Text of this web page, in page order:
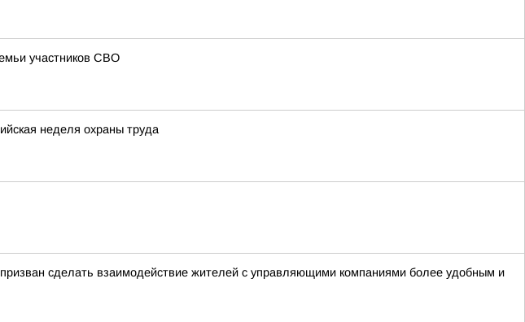
участников СВО
неделя охраны труда
сделать взаимодействие жителей с управляющими компаниями более удобным и